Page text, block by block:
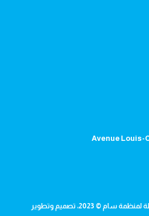
Avenue Louis-
© 2023، تصميم وتطوير